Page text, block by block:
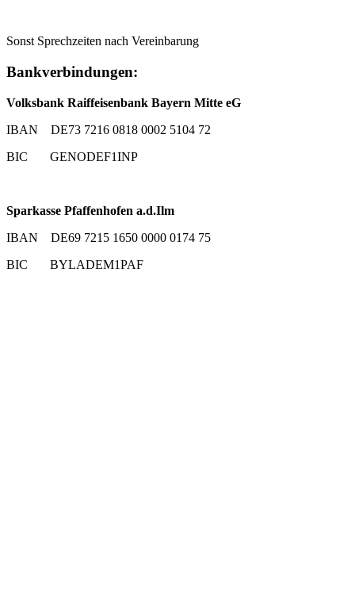
Sonst Sprechzeiten nach Vereinbarung
Bankverbindungen:
Volksbank Raiffeisenbank Bayern Mitte eG
IBAN DE73 7216 0818 0002 5104 72
BIC GENODEF1INP
Sparkasse Pfaffenhofen a.d.Ilm
IBAN DE69 7215 1650 0000 0174 75
BIC BYLADEM1PAF